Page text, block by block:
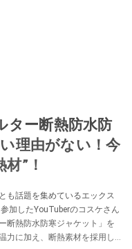
ター断熱防水防
理由がない！今
”！
も話題を集めているエックス
加したYouTuberのコスケさん
断熱防水防寒ジャケット」を
力に加え、断熱素材を採用し